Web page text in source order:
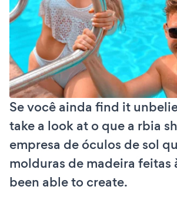
Se você ainda find it
take a look at o que a rbia
empresa de óculos de sol
molduras de madeira feitas
been able to create.